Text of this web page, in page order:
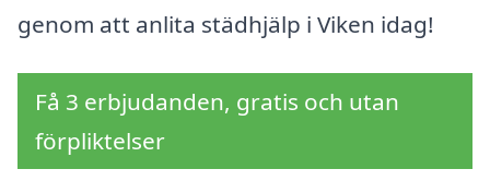
genom att anlita städhjälp i Viken idag!
Få 3 erbjudanden, gratis och utan
förpliktelser